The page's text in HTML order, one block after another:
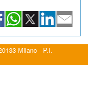
Milano - P.I.